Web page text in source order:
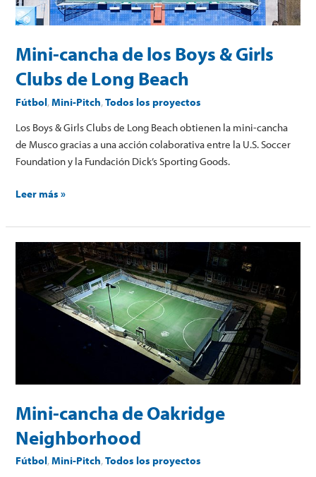
Mini-cancha de los Boys & Girls
Clubs de Long Beach
Fútbol,Mini-Pitch,Todos los proyectos
Los Boys & Girls Clubs de Long Beach obtienen la mini-cancha
de Musco gracias a una acción colaborativa entre la U.S. Soccer
Foundation y la Fundación Dick’s Sporting Goods.
Clubs
de
Beach
Leer más »
Mini-cancha de Oakridge
Neighborhood
Fútbol,Mini-Pitch,Todos los proyectos
Mini-
cancha
de
Oakridge
Neighborhood